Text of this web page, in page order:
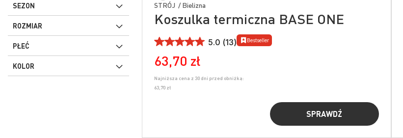
STRÓJ / Bielizna
Koszulka termiczna BASE ONE
5.0 (13) Bestseller
63,70 zł
Najniższa cena z 30 dni przed obniżką:
63,70 zł
SPRAWDŹ
SEZON
ROZMIAR
PŁEĆ
KOLOR